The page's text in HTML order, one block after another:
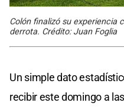
Colón finalizó su experiencia
derrota. Crédito: Juan Foglia
Un simple dato
recibir este domingo a